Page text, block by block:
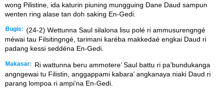
wong Pilistine, ida katurin piuning mungguing Dane Daud sampun
wenten ring alase tan doh saking En-Gedi.
Bugis: (24-2) Wettunna Saul silalona lisu polé ri ammusurengngé
méwai tau Filsitingngé, tarimani karéba makkedaé engkai Daud ri
padang kessi seddéna En-Gedi.
Makasar:
Ri wattunna beru ammotere’ Saul battu ri pa’bundukanga
angngewai tu Filistin, anggappami kabara’ angkanaya niaki Daud ri
parang lompoa ri ampi’na En-Gedi.